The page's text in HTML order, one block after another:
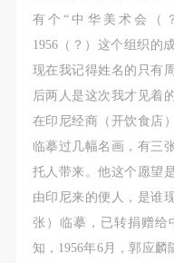
有个“中华美术会（
1956（？）这个组织的
现在我记得姓名的只有
后两人是这次我才见着
在印尼经商（开饮食店
临摹过几幅名画，有三
托人带来。他这个愿望
由印尼来的便人，是谁
张）临摹，已转捐赠给
知，1956年6月，郭应麟